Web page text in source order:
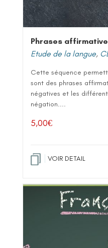
Phrases
Etude de la langue,
Cette séquence
sont des phrases
négatives et les
négation....
5,00€
VOIR DETAIL